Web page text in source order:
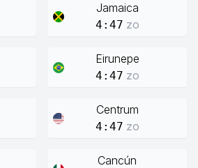
Jamaica
4:47 zo
Eirunepe
4:47 zo
Centrum
4:47 zo
Cancún